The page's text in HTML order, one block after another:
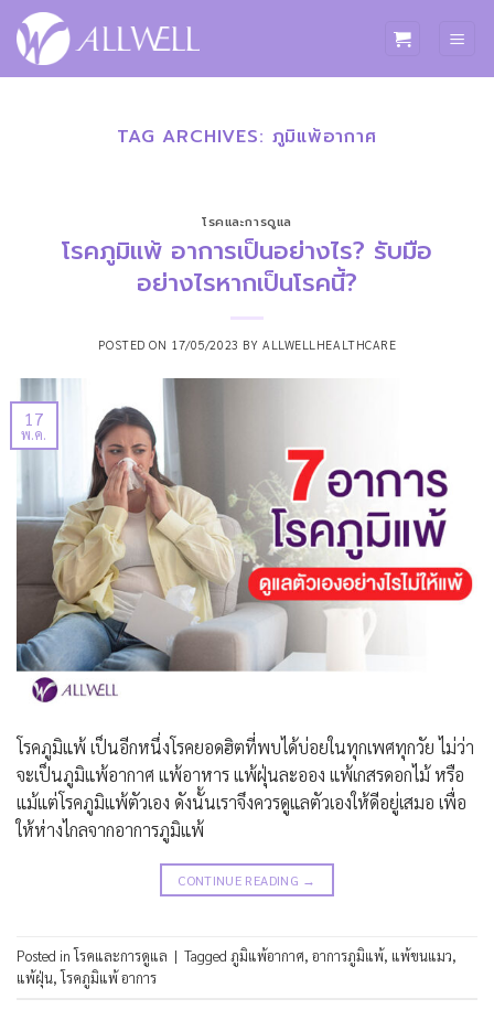
ข้าม
ไป
TAG ARCHIVES: ภูมิแพ้อากาศ
โรคและการดูแล
โรคภูมิแพ้ อาการเป็นอย่างไร? รับมือ
อย่างไรหากเป็นโรคนี้?
POSTED ON 17/05/2023 BY ALLWELLHEALTHCARE
17
พ.ค.
โรคภูมิแพ้ เป็นอีกหนึ่งโรคยอดฮิตที่พบได้บ่อยในทุกเพศทุกวัย ไม่ว่า
จะเป็นภูมิแพ้อากาศ แพ้อาหาร แพ้ฝุ่นละออง แพ้เกสรดอกไม้ หรือ
แม้แต่โรคภูมิแพ้ตัวเอง ดังนั้นเราจึงควรดูแลตัวเองให้ดีอยู่เสมอ เพื่อ
ให้ห่างไกลจากอาการภูมิแพ้
CONTINUE READING →
Posted inโรคและการดูแล | Tagged ภูมิแพ้อากาศ, อาการภูมิแพ้, แพ้ขนแมว,
แพ้ฝุ่น,โรคภูมิแพ้ อาการ